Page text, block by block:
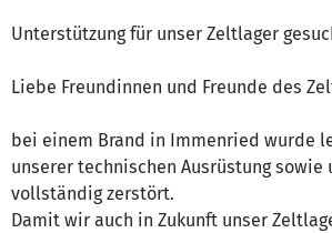
Unterstützung für unser Zeltlager
Liebe Freundinnen und Freunde des
bei einem Brand in Immenried wurde
unserer technischen Ausrüstung sowie
vollständig zerstört.
Damit wir auch in Zukunft unser